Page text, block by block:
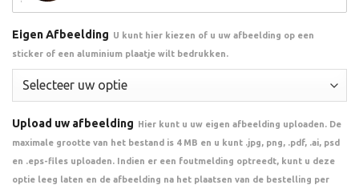
Eigen Afbeelding U kunt hier kiezen of u uw afbeelding op een
sticker of een aluminium plaatje wilt bedrukken.
Upload uw afbeelding Hier kunt u uw eigen afbeelding uploaden. De
maximale grootte van het bestand is 4 MB en u kunt .jpg, png, .pdf, .ai, psd
en .eps-files uploaden. Indien er een foutmelding optreedt, kunt u deze
optie leeg laten en de afbeelding na het plaatsen van de bestelling per